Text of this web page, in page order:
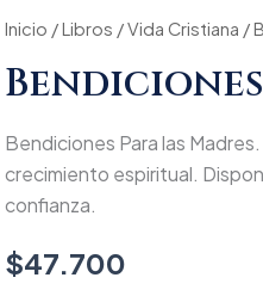
Inicio /Libros /Vida Cristiana /
Bendiciones Para las
crecimiento espiritual.
confianza.
$47.700